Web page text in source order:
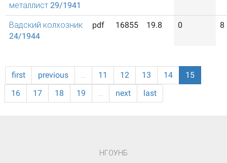
металлист 29/1941
Вадский колхозник
24/1944
pdf 16855 19.8 0 8
first previous … 11 12 13 14
15
16
17 18 19 … next last
НГОУНБ